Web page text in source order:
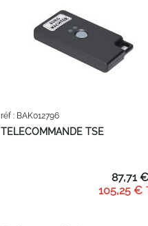
TELECOMMANDE TSE
réf : BAK012796
105,25 €
87,71 €